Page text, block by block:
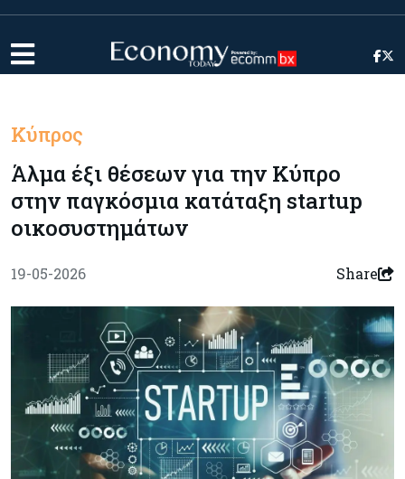
Κύπρος
Άλμα έξι θέσεων για την Κύπρο
στην παγκόσμια κατάταξη startup
οικοσυστημάτων
19-05-2026 Share